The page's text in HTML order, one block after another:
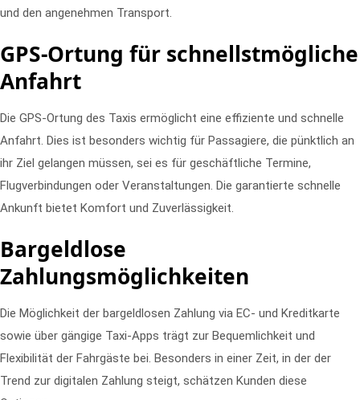
und den angenehmen Transport.
GPS-Ortung für schnellstmögliche
Anfahrt
Die GPS-Ortung des Taxis ermöglicht eine effiziente und schnelle
Anfahrt. Dies ist besonders wichtig für Passagiere, die pünktlich an
ihr Ziel gelangen müssen, sei es für geschäftliche Termine,
Flugverbindungen oder Veranstaltungen. Die garantierte schnelle
Ankunft bietet Komfort und Zuverlässigkeit.
Bargeldlose
Zahlungsmöglichkeiten
Die Möglichkeit der bargeldlosen Zahlung via EC- und Kreditkarte
sowie über gängige Taxi-Apps trägt zur Bequemlichkeit und
Flexibilität der Fahrgäste bei. Besonders in einer Zeit, in der der
Trend zur digitalen Zahlung steigt, schätzen Kunden diese